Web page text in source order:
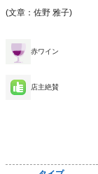
(文章：佐野 雅子)
赤ワイン
店主絶賛